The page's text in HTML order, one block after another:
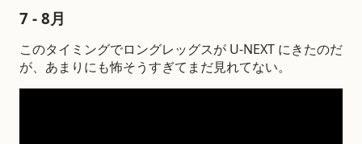
7 - 8月
このタイミングでロングレッグスが U-NEXT にきたのだ
が、あまりにも怖そうすぎてまだ見れてない。